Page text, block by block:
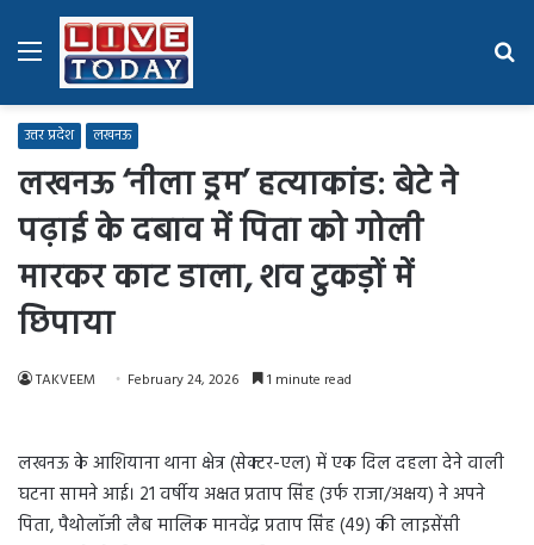
Menu
उत्तर प्रदेश लखनऊ
लखनऊ ‘नीला ड्रम’ हत्याकांड: बेटे ने
पढ़ाई के दबाव में पिता को गोली
मारकर काट डाला, शव टुकड़ों में
छिपाया
TAKVEEM February 24, 2026 1 minute read
लखनऊ के आशियाना थाना क्षेत्र (सेक्टर-एल) में एक दिल दहला देने वाली
घटना सामने आई। 21 वर्षीय अक्षत प्रताप सिंह (उर्फ राजा/अक्षय) ने अपने
पिता, पैथोलॉजी लैब मालिक मानवेंद्र प्रताप सिंह (49) की लाइसेंसी